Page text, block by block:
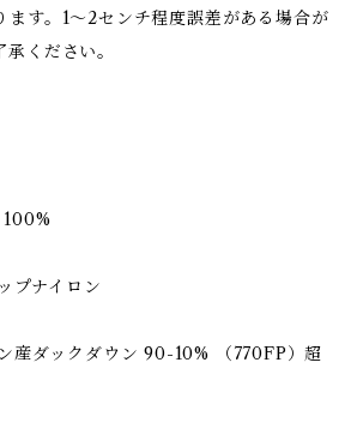
す。1～2センチ程度誤差がある場合が
ください。
プナイロン
産ダックダウン 90-10% （770FP）超